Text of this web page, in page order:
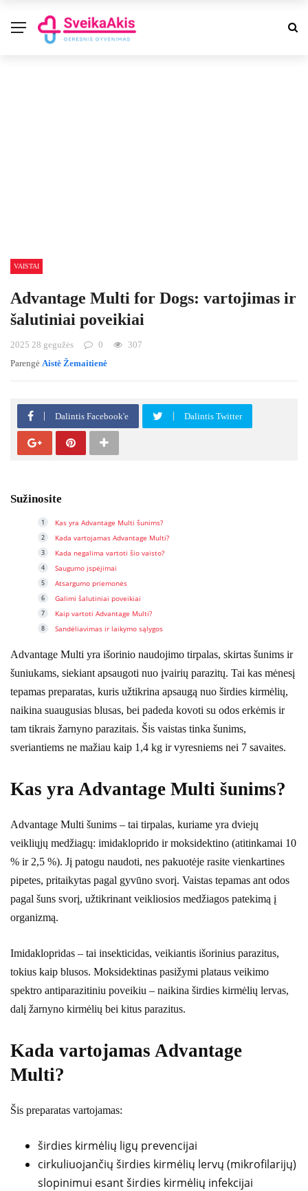
VAISTAI
Advantage Multi for Dogs: vartojimas ir
šalutiniai poveikiai
2025 28 gegužės 0
307
Parengė Aistė Žemaitienė
Dalintis Facebook'e Dalintis Twitter
Sužinosite
Kas yra Advantage Multi šunims?
Kada vartojamas Advantage Multi?
Kada negalima vartoti šio vaisto?
Saugumo įspėjimai
Atsargumo priemonės
Galimi šalutiniai poveikiai
Kaip vartoti Advantage Multi?
Sandėliavimas ir laikymo sąlygos
Advantage Multi yra išorinio naudojimo tirpalas, skirtas šunims ir
šuniukams, siekiant apsaugoti nuo įvairių parazitų. Tai kas mėnesį
tepamas preparatas, kuris užtikrina apsaugą nuo širdies kirmėlių,
naikina suaugusias blusas, bei padeda kovoti su odos erkėmis ir
tam tikrais žarnyno parazitais. Šis vaistas tinka šunims,
sveriantiems ne mažiau kaip 1,4 kg ir vyresniems nei 7 savaites.
Kas yra Advantage Multi šunims?
Advantage Multi šunims – tai tirpalas, kuriame yra dviejų
veikliųjų medžiagų: imidakloprido ir moksidektino (atitinkamai 10
% ir 2,5 %). Jį patogu naudoti, nes pakuotėje rasite vienkartines
pipetes, pritaikytas pagal gyvūno svorį. Vaistas tepamas ant odos
pagal šuns svorį, užtikrinant veikliosios medžiagos patekimą į
organizmą.
Imidaklopridas – tai insekticidas, veikiantis išorinius parazitus,
tokius kaip blusos. Moksidektinas pasižymi plataus veikimo
spektro antiparazitiniu poveikiu – naikina širdies kirmėlių lervas,
dalį žarnyno kirmėlių bei kitus parazitus.
Kada vartojamas Advantage
Multi?
Šis preparatas vartojamas:
širdies kirmėlių ligų prevencijai
cirkuliuojančių širdies kirmėlių lervų (mikrofilarijų)
slopinimui esant širdies kirmėlių infekcijai